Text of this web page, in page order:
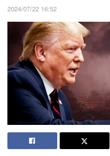
2024/07/22 16:52